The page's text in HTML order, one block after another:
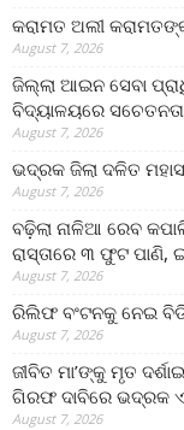
କରାମତ ଅଲୀ
August 7, 2026
ଜିଲ୍ଲା ଆଇନ ସେବା
ବିଦ୍ୟାଳୟରେ
August 7, 2026
ଭଦ୍ରକ ଜିଲା ଦଳିତ
August 7, 2026
ବଢ଼ିଲା ନାଳିଆ ରେବ
ରାସ୍ତାରେ ୩ ଫୁଟ ପାଣି,
August 7, 2026
ରିଲିଫ ବଂଟନକୁ ନେଇ
August 7, 2026
ଜୀବିତ ମା’ଙ୍କୁ ମୃତ
ଗିରଫ ଦାବିରେ ଭଦ୍ରକ
August 7, 2026